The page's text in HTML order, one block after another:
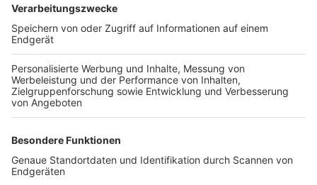
TOP-VEREINE
TOP-PARTNER